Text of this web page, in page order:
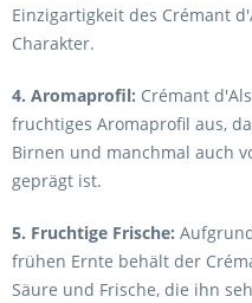
Einzigartigkeit des Crémant
Charakter.
4. Aromaprofil: Crémant
fruchtiges Aromaprofil aus,
Birnen und manchmal auch
geprägt ist.
5. Fruchtige Frische:
frühen Ernte behält der
Säure und Frische, die ihn